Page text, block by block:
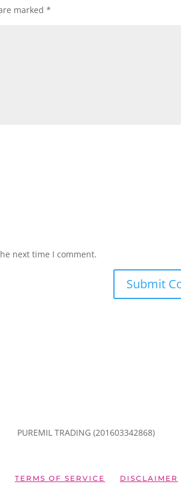
marked*
next time I comment.
PUREMIL TRADING (201603342868)
TERMS OF SERVICE DISCLAIMER